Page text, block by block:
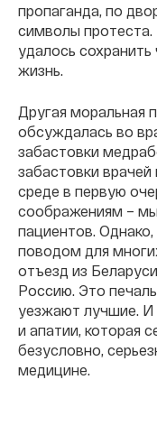
пропаганда, по
символы
удалось
жизнь.
Другая моральная
обсуждалась во
забастовки
забастовки
среде в первую
соображениям –
пациентов.
поводом для
отъезд из
Россию. Это
уезжают лучшие. И
и апатии, которая
безусловно,
медицине.